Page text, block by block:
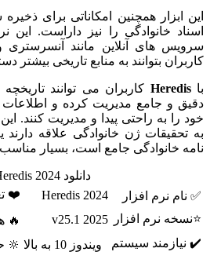
این ابزار همچنین امکاناتی برای
اسناد خانوادگی را نیز داراست. این
کاربران بتوانند به منابع تاریخی بیشتر
باHeredis کاربران می توانند
دقیق و جامع مدیریت کرده و اطلاعات
خود را به راحتی پیدا و مدیریت کنند.
به تحقیقات ژن خانوادگی علاقه دارند
نامه خانوادگی جامع است، بسیار
دانلود Heredis 2024
✅ نام نرم افزار
Heredis 2024
❤️
⭐نسخه نرم افزار
2025 v25.1
🔥
✔️ نیازمند سیستم
ویندوز 10 به بالا 🔆